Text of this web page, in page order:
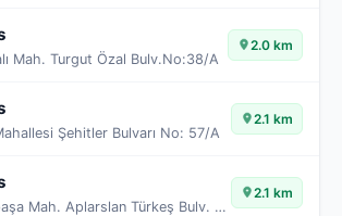
Mah. Turgut Özal Bulv.No:38/A
2.0 km
Şehitler Bulvarı No: 57/A
2.1 km
Mithatpaşa Mah. Aplarslan Türkeş Bulv. No:4A
2.1 km